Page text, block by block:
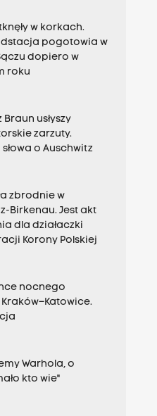
w korkach.
pogotowia w
dopiero w
roku
usłyszy
zarzuty.
o Auschwitz
zbrodnie w
Birkenau. Jest akt
dla działaczki
Korony Polskiej
nocnego
Warhola, o
kto wie"